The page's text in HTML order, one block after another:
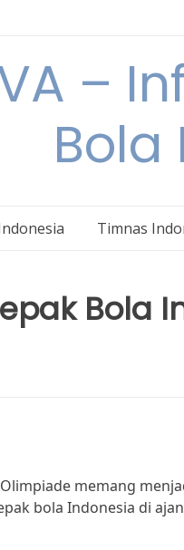
Bola
Timnas
Bola
memang
bola Indonesia di